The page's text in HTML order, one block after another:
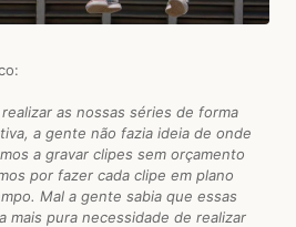
as nossas séries de forma
a gente não fazia ideia de onde
a gravar clipes sem orçamento
por fazer cada clipe em plano
Mal a gente sabia que essas
mais pura necessidade de realizar